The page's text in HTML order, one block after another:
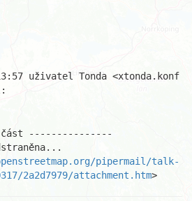
uživatel Tonda <xtonda.konf
---------------
pipermail/talk-
2a2d7979/attachment.htm>